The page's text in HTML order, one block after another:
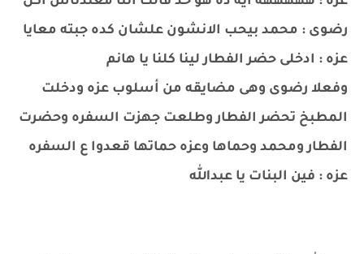
رضوى : محمد بيحب الانشون علشان كده جبته معايا
عزه : ادخلى حضر الفطار لينا كلنا يا هانم
وفعلا رضوى وهى مضايقه من أسلوب عزه ودخلت
المطبخ تحضر الفطار وطلعت جهزت السفره وحضرت
الفطار ومحمد وحماها وعزه حماتها قعدوا ع السفره
عزه : فين البنات يا عبدالله